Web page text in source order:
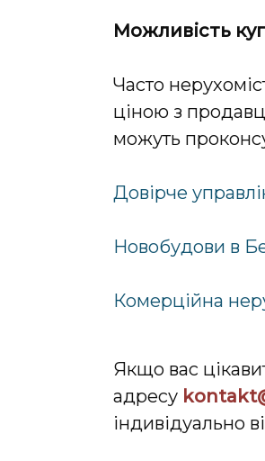
Можливість
Часто
ціною з
можуть
Довірче
Новобудови в
Комерційна
Якщо вас
адресу
індивідуально